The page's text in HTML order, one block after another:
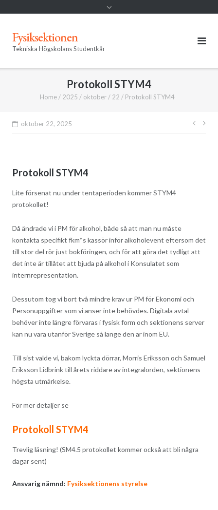
Fysiksektionen
Tekniska Högskolans Studentkår
Protokoll STYM4
Home / 2025 / oktober / 22 / Protokoll STYM4
oktober 22, 2025
Protokoll STYM4
Lite försenat nu under tentaperioden kommer STYM4
protokollet!
Då ändrade vi i PM för alkohol, både så att man nu måste
kontakta specifikt fkm*s kassör inför alkoholevent eftersom det
till stor del rör just bokföringen, och för att göra det tydligt att
det inte är tillåtet att bjuda på alkohol i Konsulatet som
internrepresentation.
Dessutom tog vi bort två mindre krav ur PM för Ekonomi och
Personuppgifter som vi anser inte behövdes. Digitala avtal
behöver inte längre förvaras i fysisk form och sektionens server
kan nu vara utanför Sverige så länge den är inom EU.
Till sist valde vi, bakom lyckta dörrar, Morris Eriksson och Samuel
Eriksson Lidbrink till årets riddare av integralorden, sektionens
högsta utmärkelse.
För mer detaljer se
Protokoll STYM4
Trevlig läsning! (SM4.5 protokollet kommer också att bli några
dagar sent)
Ansvarig nämnd: Fysiksektionens styrelse